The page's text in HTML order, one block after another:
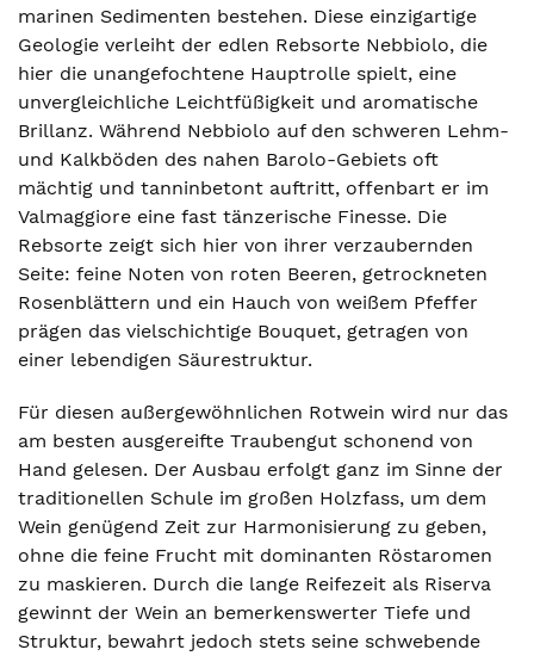
marinen Sedimenten bestehen. Diese einzigartige
Geologie verleiht der edlen Rebsorte Nebbiolo, die
hier die unangefochtene Hauptrolle spielt, eine
unvergleichliche Leichtfüßigkeit und aromatische
Brillanz. Während Nebbiolo auf den schweren Lehm-
und Kalkböden des nahen Barolo-Gebiets oft
mächtig und tanninbetont auftritt, offenbart er im
Valmaggiore eine fast tänzerische Finesse. Die
Rebsorte zeigt sich hier von ihrer verzaubernden
Seite: feine Noten von roten Beeren, getrockneten
Rosenblättern und ein Hauch von weißem Pfeffer
prägen das vielschichtige Bouquet, getragen von
einer lebendigen Säurestruktur.
Für diesen außergewöhnlichen Rotwein wird nur das
am besten ausgereifte Traubengut schonend von
Hand gelesen. Der Ausbau erfolgt ganz im Sinne der
traditionellen Schule im großen Holzfass, um dem
Wein genügend Zeit zur Harmonisierung zu geben,
ohne die feine Frucht mit dominanten Röstaromen
zu maskieren. Durch die lange Reifezeit als Riserva
gewinnt der Wein an bemerkenswerter Tiefe und
Struktur, bewahrt jedoch stets seine schwebende